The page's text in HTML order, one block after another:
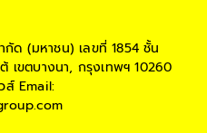
กัด (มหาชน) เลขที่ 1854 ชั้น
เขตบางนา, กรุงเทพฯ 10260
ส์Email: